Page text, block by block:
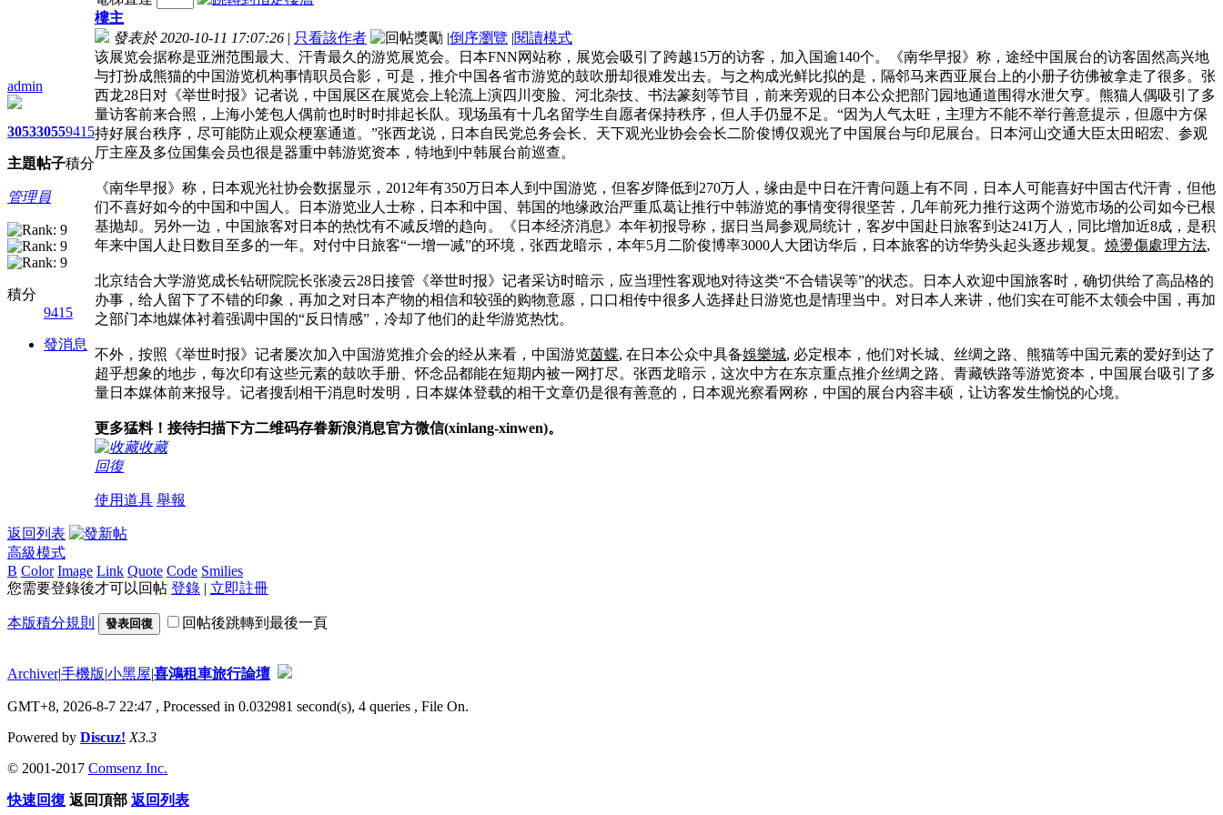
admin
3053
主題
3055
帖子
9415
積分
管理員
積分
9415
發消息
樓主
發表於 2020-10-11 17:07:26 | 只看該作者 |倒序瀏覽 |閱讀模式
该展览会据称是亚洲范围最大、汗青最久的游览展览会。日本FNN网站称，展览会吸引了跨越15万的访客，加入国逾140个。《南华早报》称，途经中国展台的访客固然高兴地
与打扮成熊猫的中国游览机构事情职员合影，可是，推介中国各省市游览的鼓吹册却很难发出去。与之构成光鲜比拟的是，隔邻马来西亚展台上的小册子彷佛被拿走了很多。张
西龙28日对《举世时报》记者说，中国展区在展览会上轮流上演四川变脸、河北杂技、书法篆刻等节目，前来旁观的日本公众把部门园地通道围得水泄欠亨。熊猫人偶吸引了多
量访客前来合照，上海小笼包人偶前也时时时排起长队。现场虽有十几名留学生自愿者保持秩序，但人手仍显不足。“因为人气太旺，主理方不能不举行善意提示，但愿中方保
持好展台秩序，尽可能防止观众梗塞通道。”张西龙说，日本自民党总务会长、天下观光业协会会长二阶俊博仅观光了中国展台与印尼展台。日本河山交通大臣太田昭宏、参观
厅主座及多位国集会员也很是器重中韩游览资本，特地到中韩展台前巡查。
《南华早报》称，日本观光社协会数据显示，2012年有350万日本人到中国游览，但客岁降低到270万人，缘由是中日在汗青问题上有不同，日本人可能喜好中国古代汗青，但他
们不喜好如今的中国和中国人。日本游览业人士称，日本和中国、韩国的地缘政治严重瓜葛让推行中韩游览的事情变得很坚苦，几年前死力推行这两个游览市场的公司如今已根
基抛却。另外一边，中国旅客对日本的热忱有不减反增的趋向。《日本经济消息》本年初报导称，据日当局参观局统计，客岁中国赴日旅客到达241万人，同比增加近8成，是积
年来中国人赴日数目至多的一年。对付中日旅客“一增一减”的环境，张西龙暗示，本年5月二阶俊博率3000人大团访华后，日本旅客的访华势头起头逐步规复。 燒燙傷處理方法,
北京结合大学游览成长钻研院院长张凌云28日接管《举世时报》记者采访时暗示，应当理性客观地对待这类“不合错误等”的状态。日本人欢迎中国旅客时，确切供给了高品格的
办事，给人留下了不错的印象，再加之对日本产物的相信和较强的购物意愿，口口相传中很多人选择赴日游览也是情理当中。对日本人来讲，他们实在可能不太领会中国，再加
之部门本地媒体衬着强调中国的“反日情感”，冷却了他们的赴华游览热忱。
不外，按照《举世时报》记者屡次加入中国游览推介会的经从来看，中国游览茵蝶, 在日本公众中具备娛樂城, 必定根本，他们对长城、丝绸之路、熊猫等中国元素的爱好到达了
超乎想象的地步，每次印有这些元素的鼓吹手册、怀念品都能在短期内被一网打尽。张西龙暗示，这次中方在东京重点推介丝绸之路、青藏铁路等游览资本，中国展台吸引了多
量日本媒体前来报导。记者搜刮相干消息时发明，日本媒体登载的相干文章仍是很有善意的，日本观光察看网称，中国的展台内容丰硕，让访客发生愉悦的心境。
更多猛料！接待扫描下方二维码存眷新浪消息官方微信(xinlang-xinwen)。
收藏
回復
使用道具 舉報
返回列表
高級模式
B Color Image Link Quote Code Smilies
您需要登錄後才可以回帖 登錄 | 立即註冊
本版積分規則 發表回復 回帖後跳轉到最後一頁
Archiver|手機版|小黑屋|喜鴻租車旅行論壇
GMT+8, 2026-8-7 22:47 , Processed in 0.032981 second(s), 4 queries , File On.
Powered by Discuz! X3.3
© 2001-2017 Comsenz Inc.
快速回復 返回頂部 返回列表